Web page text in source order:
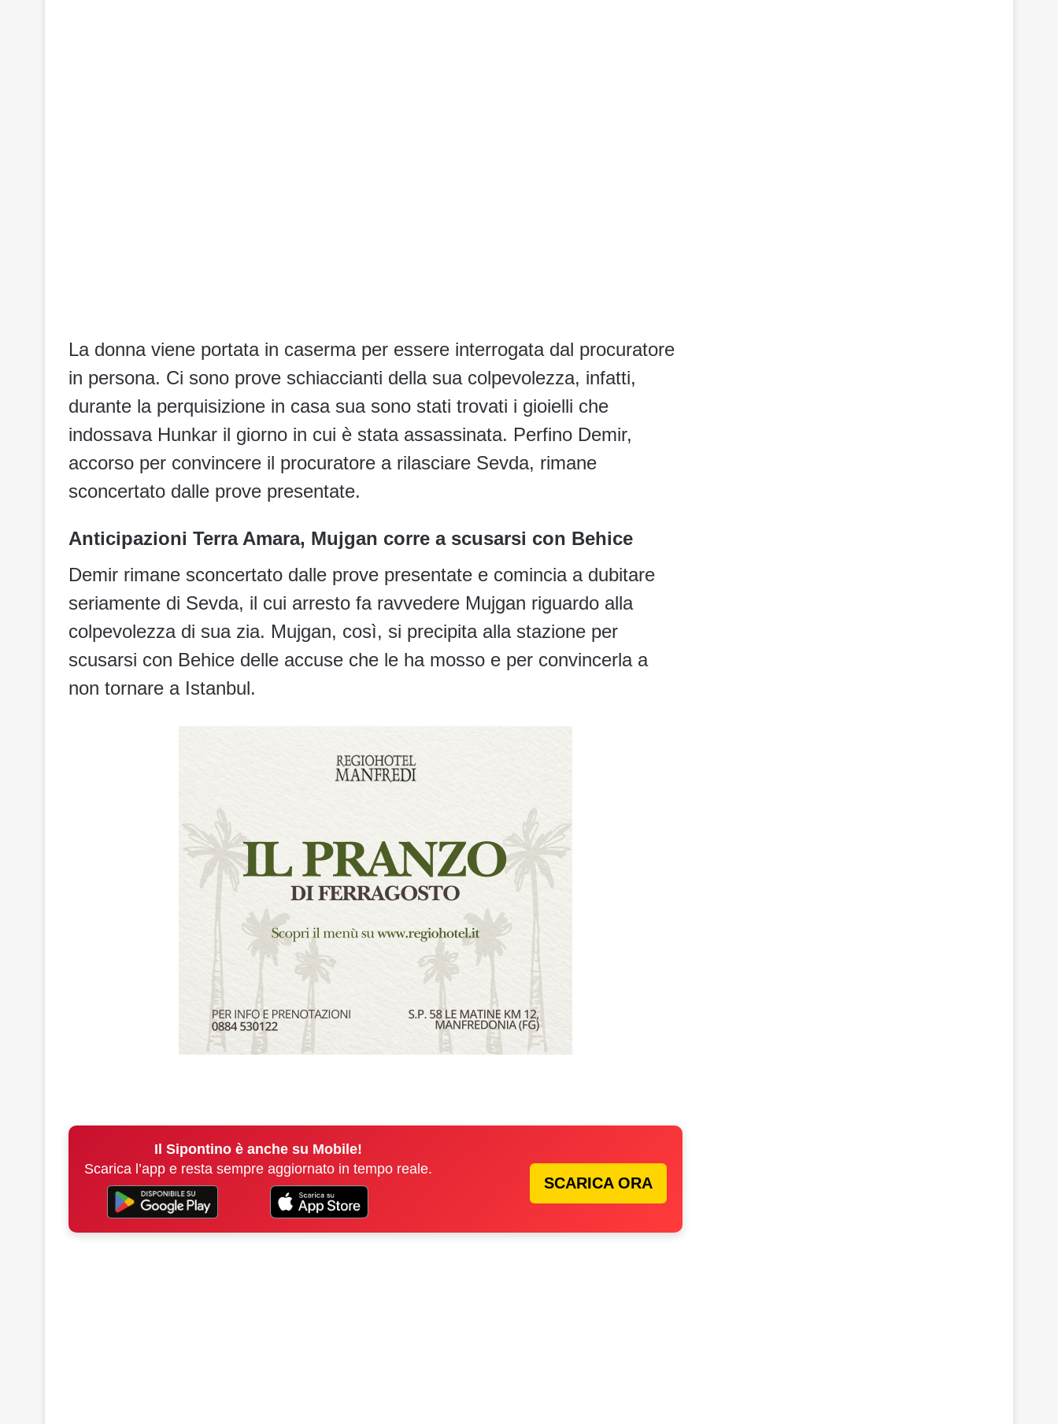
La donna viene portata in caserma per essere interrogata dal procuratore
in persona. Ci sono prove schiaccianti della sua colpevolezza, infatti,
durante la perquisizione in casa sua sono stati trovati i gioielli che
indossava Hunkar il giorno in cui è stata assassinata. Perfino Demir,
accorso per convincere il procuratore a rilasciare Sevda, rimane
sconcertato dalle prove presentate.
Anticipazioni Terra Amara, Mujgan corre a scusarsi con Behice
Demir rimane sconcertato dalle prove presentate e comincia a dubitare
seriamente di Sevda, il cui arresto fa ravvedere Mujgan riguardo alla
colpevolezza di sua zia. Mujgan, così, si precipita alla stazione per
scusarsi con Behice delle accuse che le ha mosso e per convincerla a
non tornare a Istanbul.
Il Sipontino è anche su Mobile!
Scarica l’app e resta sempre aggiornato in tempo reale.
SCARICA ORA